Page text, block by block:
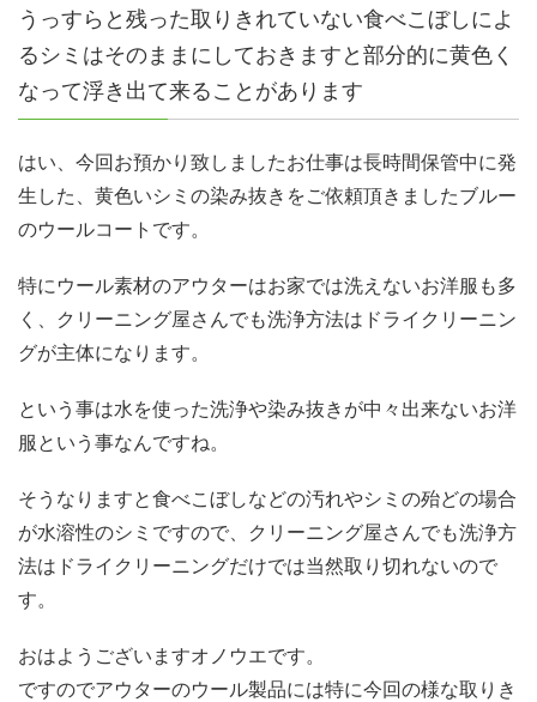
うっすらと残った取りきれていない食べこぼしによ
るシミはそのままにしておきますと部分的に黄色く
なって浮き出て来ることがあります
はい、今回お預かり致しましたお仕事は長時間保管中に発
生した、黄色いシミの染み抜きをご依頼頂きましたブルー
のウールコートです。
特にウール素材のアウターはお家では洗えないお洋服も多
く、クリーニング屋さんでも洗浄方法はドライクリーニン
グが主体になります。
という事は水を使った洗浄や染み抜きが中々出来ないお洋
服という事なんですね。
そうなりますと食べこぼしなどの汚れやシミの殆どの場合
が水溶性のシミですので、クリーニング屋さんでも洗浄方
法はドライクリーニングだけでは当然取り切れないので
す。
おはようございますオノウエです。
ですのでアウターのウール製品には特に今回の様な取りき